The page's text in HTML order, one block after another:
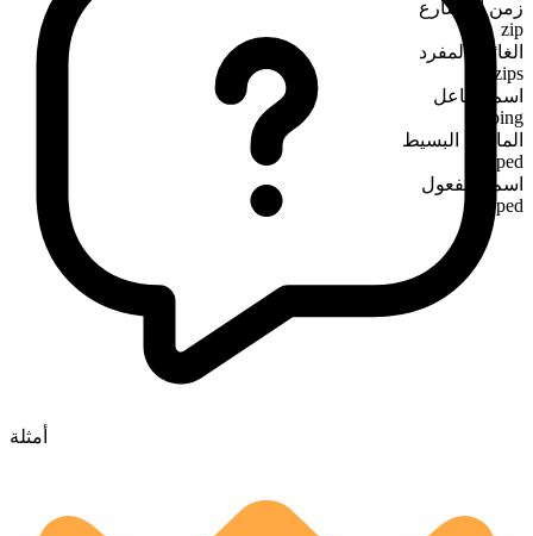
زمن المضارع
zip
الغائب المفرد
zips
اسم الفاعل
zipping
الماضي البسيط
zipped
اسم المفعول
zipped
أمثلة